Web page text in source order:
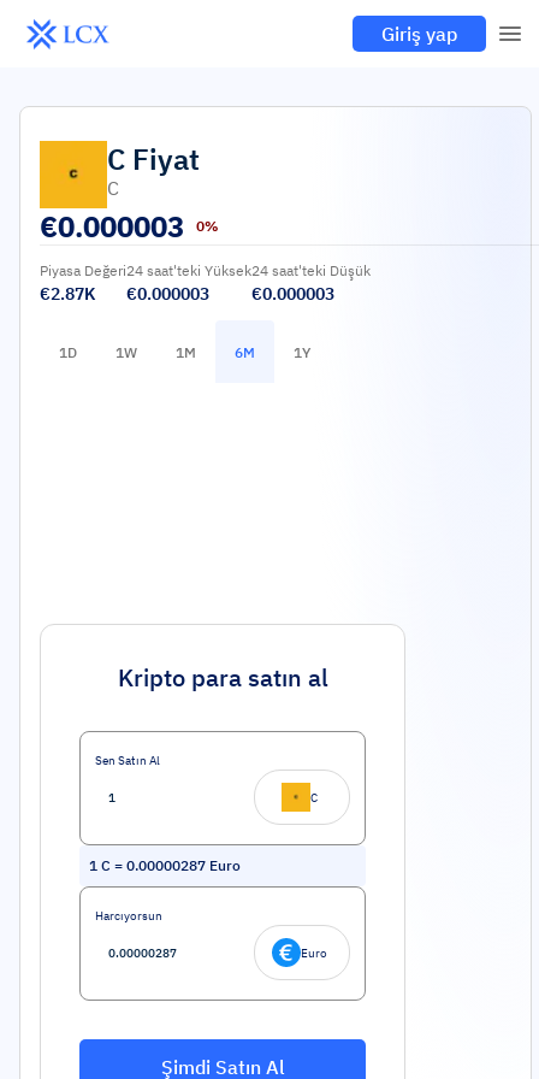
Giriş yap
C Fiyat
C
€0.000003 0%
Piyasa Değeri
€2.87K
24 saat'teki Yüksek
€0.000003
24 saat'teki Düşük
€0.000003
1D 1W 1M 6M 1Y
Kripto para satın al
Sen Satın Al
C
1 C = 0.00000287 Euro
Harcıyorsun
Euro
Şimdi Satın Al